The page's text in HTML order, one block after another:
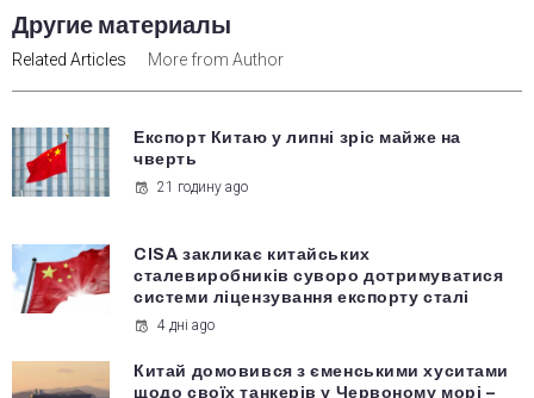
Другие материалы
Related Articles More from Author
Експорт Китаю у липні зріс майже на
чверть
21 годину ago
CISA закликає китайських
сталевиробників суворо дотримуватися
системи ліцензування експорту сталі
4 дні ago
Китай домовився з єменськими хуситами
щодо своїх танкерів у Червоному морі –